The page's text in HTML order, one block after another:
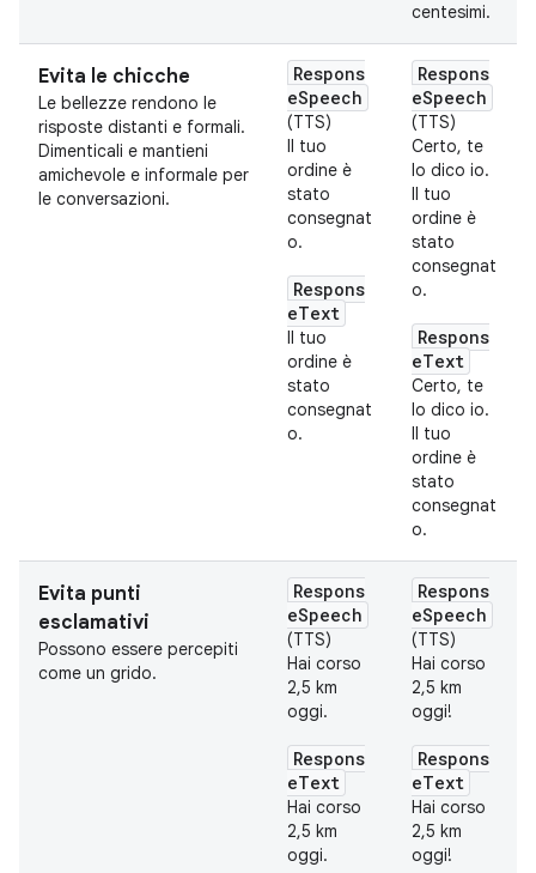
centesimi.
Evita le chicche
Le bellezze rendono le
risposte distanti e formali.
Dimenticali e mantieni
amichevole e informale per
le conversazioni.
Respons
eSpeech
(TTS)
Il tuo
ordine è
stato
consegnat
o.
Respons
eText
Il tuo
ordine è
stato
consegnat
o.
Respons
eSpeech
(TTS)
Certo, te
lo dico io.
Il tuo
ordine è
stato
consegnat
o.
Respons
eText
Certo, te
lo dico io.
Il tuo
ordine è
stato
consegnat
o.
Evita punti
esclamativi
Possono essere percepiti
come un grido.
Respons
eSpeech
(TTS)
Hai corso
2,5 km
oggi.
Respons
eText
Hai corso
2,5 km
oggi.
Respons
eSpeech
(TTS)
Hai corso
2,5 km
oggi!
Respons
eText
Hai corso
2,5 km
oggi!